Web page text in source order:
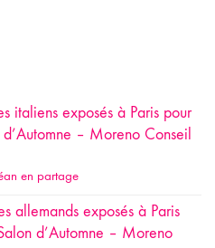
italiens exposés à Paris pour
– Moreno Conseil
en partage
allemands exposés à Paris
d’Automne – Moreno